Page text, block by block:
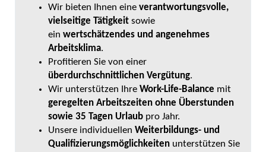
Wir bieten Ihnen eine verantwortungsvolle,
vielseitige Tätigkeit sowie
ein wertschätzendes und angenehmes
Arbeitsklima.
Profitieren Sie von einer
überdurchschnittlichen Vergütung.
Wir unterstützen Ihre Work-Life-Balance mit
geregelten Arbeitszeiten ohne Überstunden
sowie 35 Tagen Urlaub pro Jahr.
Unsere individuellen Weiterbildungs- und
Qualifizierungsmöglichkeiten unterstützen Sie